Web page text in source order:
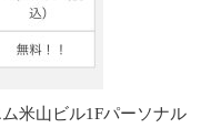
米山ビル1Fパーソナル